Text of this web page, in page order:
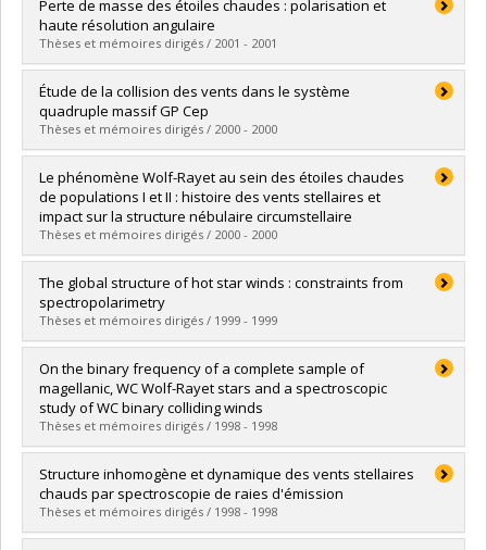
Cycle :Master's
Grade :M. Sc.
Lien vers le document dans Papyrus
Perte de masse des étoiles chaudes : polarisation et
haute résolution angulaire
Thèses et mémoires dirigés / 2001 - 2001
Graduate :Chesneau, Olivier
Cycle :Doctoral
Grade :Ph. D.
Lien vers le document dans Papyrus
Étude de la collision des vents dans le système
quadruple massif GP Cep
Thèses et mémoires dirigés / 2000 - 2000
Graduate :Demers, Hugues
Cycle :Master's
Grade :M. Sc.
Lien vers le document dans Papyrus
Le phénomène Wolf-Rayet au sein des étoiles chaudes
de populations I et II : histoire des vents stellaires et
impact sur la structure nébulaire circumstellaire
Thèses et mémoires dirigés / 2000 - 2000
Graduate :Grosdidier, Yves
Cycle :Doctoral
Grade :Ph. D.
Lien vers le document dans Papyrus
The global structure of hot star winds : constraints from
spectropolarimetry
Thèses et mémoires dirigés / 1999 - 1999
Graduate :Eversberg, Thomas
Cycle :Doctoral
Grade :Ph. D.
Lien vers le document dans Papyrus
On the binary frequency of a complete sample of
magellanic, WC Wolf-Rayet stars and a spectroscopic
study of WC binary colliding winds
Thèses et mémoires dirigés / 1998 - 1998
Graduate :Bartzakos, Peter
Cycle :Doctoral
Grade :Ph. D.
Lien vers le document dans Papyrus
Structure inhomogène et dynamique des vents stellaires
chauds par spectroscopie de raies d'émission
Thèses et mémoires dirigés / 1998 - 1998